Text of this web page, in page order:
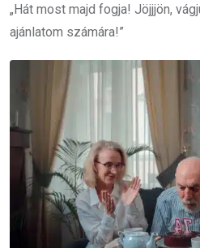
„Hát most majd fogja! Jöjjjön,
ajánlatom számára!”